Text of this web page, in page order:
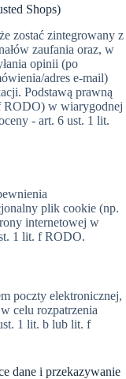
Shops)
zostać zintegrowany z
zaufania oraz, w
opinii (po
adres e-mail)
Podstawą prawną
RODO) w wiarygodnej
- art. 6 ust. 1 lit.
plik cookie (np.
internetowej w
1 lit. f RODO.
poczty elektronicznej,
celu rozpatrzenia
1 lit. b lub lit. f
dane i przekazywanie